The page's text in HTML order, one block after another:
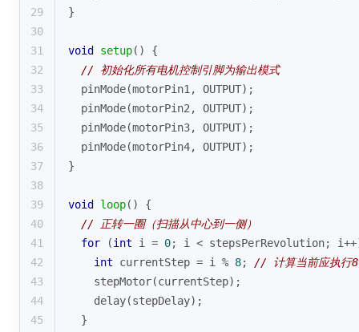
29
}
30
31
void setup()
{
32
// 初始化所有电机控制引脚为输出模式
33
pinMode(motorPin1, OUTPUT);
34
pinMode(motorPin2, OUTPUT);
35
pinMode(motorPin3, OUTPUT);
36
pinMode(motorPin4, OUTPUT);
37
}
38
39
void loop()
{
40
// 正转一圈（扫描从中心到一侧）
41
for (int i = 0; i < stepsPerRevolution;
42
int currentStep = i % 8; // 计算当前应执行8
43
stepMotor(currentStep);
44
delay(stepDelay);
45
  }